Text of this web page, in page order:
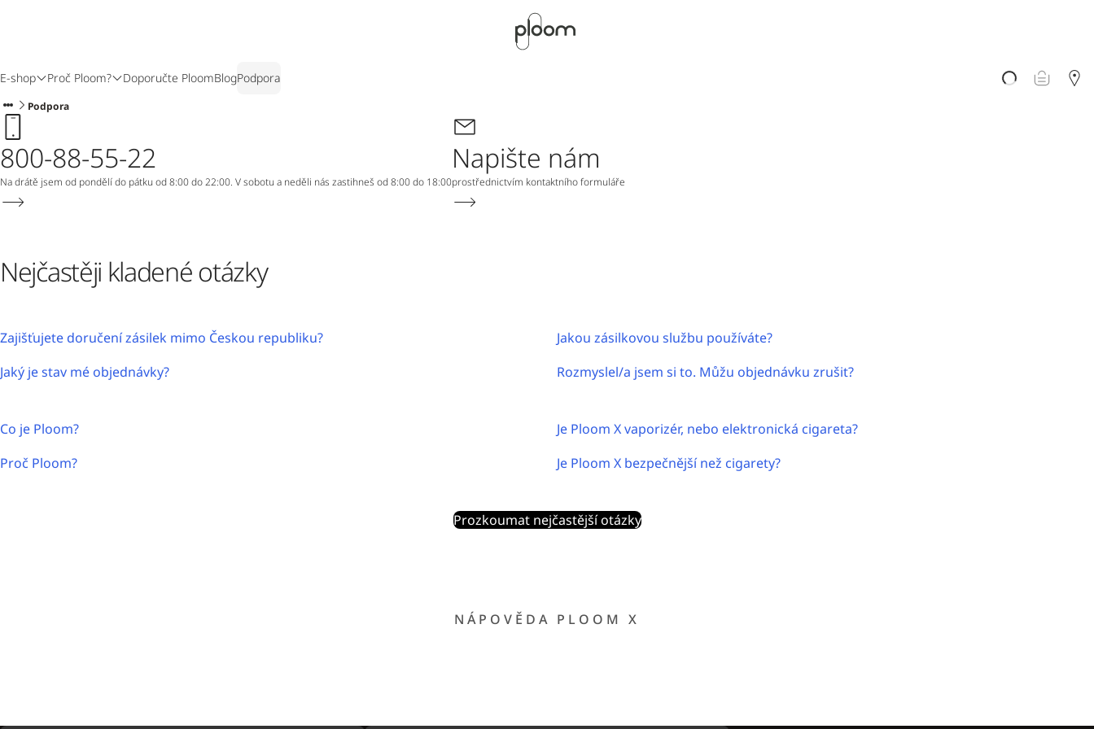
E-shop Proč Ploom? Doporučte PloomBlogPodpora
Podpora
800-88-55-22
Na drátě jsem od pondělí do pátku od 8:00 do 22:00. V sobotu a neděli nás zastihneš od 8:00 do 18:00
Napište nám
prostřednictvím kontaktního formuláře
Nejčastěji kladené otázky
Zajišťujete doručení zásilek mimo Českou republiku?
Jaký je stav mé objednávky?
Jakou zásilkovou službu používáte?
Rozmyslel/a jsem si to. Můžu objednávku zrušit?
Co je Ploom?
Proč Ploom?
Je Ploom X vaporizér, nebo elektronická cigareta?
Je Ploom X bezpečnější než cigarety?
Prozkoumat nejčastější otázky
NÁPOVĚDA PLOOM X